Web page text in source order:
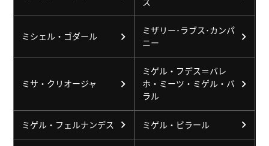
ミシェル・ゴダール
ミザリー･ラブス･カンパ
ニー
ミサ・クリオージャ
ミゲル・フデス＝バレ
ホ・ミーツ・ミゲル・バ
ラル
ミゲル・フェルナンデス ミゲル・ビラール